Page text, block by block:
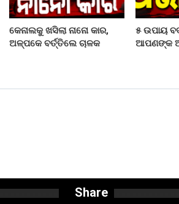
କେନାଲକୁ ଖସିଲା ନାନୋ କାର,
ଅଳ୍ପକେ ବର୍ତ୍ତିଲେ ଚାଳକ
୫ ଉପାୟ
ଆପଣଙ୍କ
Share